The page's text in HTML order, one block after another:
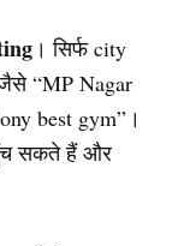
। सिर्फ city
“MP Nagar
best gym”।
सकते हैं और